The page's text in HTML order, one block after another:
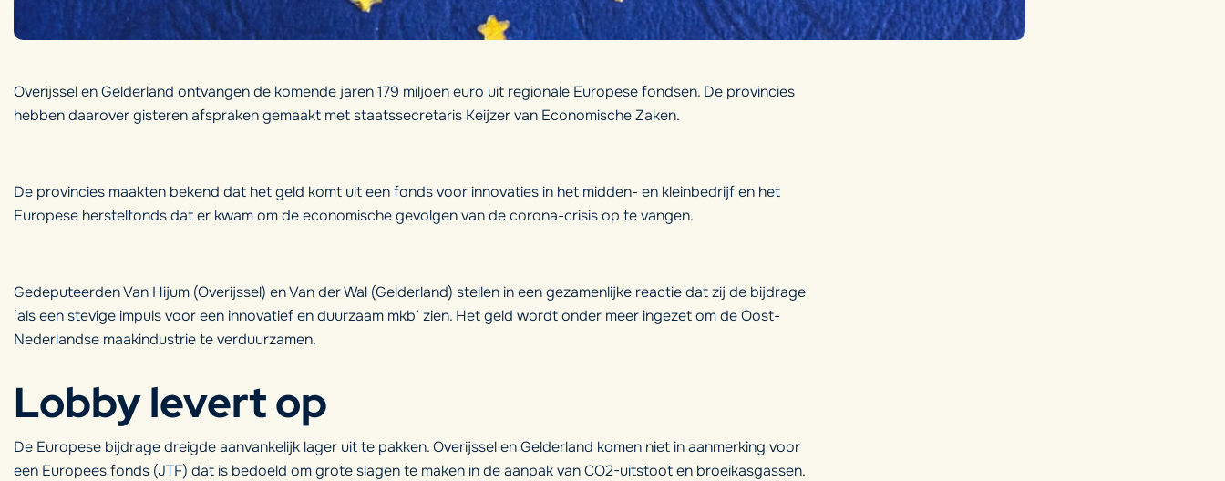
Overijssel en Gelderland ontvangen de komende jaren 179 miljoen euro uit regionale Europese fondsen. De provincies
hebben daarover gisteren afspraken gemaakt met staatssecretaris Keijzer van Economische Zaken.
De provincies maakten bekend dat het geld komt uit een fonds voor innovaties in het midden- en kleinbedrijf en het
Europese herstelfonds dat er kwam om de economische gevolgen van de corona-crisis op te vangen.
Gedeputeerden Van Hijum (Overijssel) en Van der Wal (Gelderland) stellen in een gezamenlijke reactie dat zij de bijdrage
‘als een stevige impuls voor een innovatief en duurzaam mkb’ zien. Het geld wordt onder meer ingezet om de Oost-
Nederlandse maakindustrie te verduurzamen.
Lobby levert op
De Europese bijdrage dreigde aanvankelijk lager uit te pakken. Overijssel en Gelderland komen niet in aanmerking voor
een Europees fonds (JTF) dat is bedoeld om grote slagen te maken in de aanpak van CO2-uitstoot en broeikasgassen.